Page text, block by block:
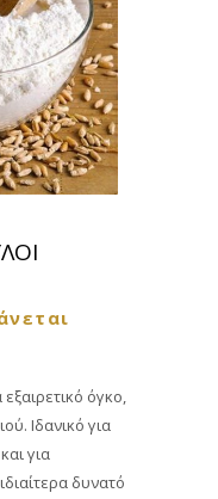
όγκο,
Ιδανικό για
για
δυνατό